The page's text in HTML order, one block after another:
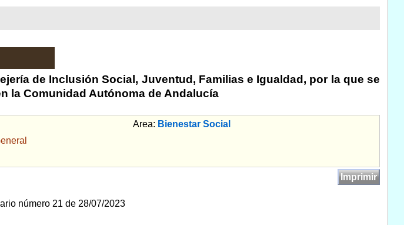
de Inclusión Social, Juventud, Familias e Igualdad, por la que se
la Comunidad Autónoma de Andalucía
Area: Bienestar Social
Imprimir
número 21 de 28/07/2023